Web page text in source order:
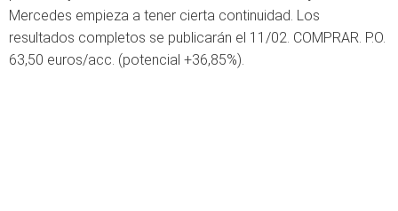
Mercedes empieza a tener cierta continuidad. Los
resultados completos se publicarán el 11/02. COMPRAR. P.O.
63,50 euros/acc. (potencial +36,85%).